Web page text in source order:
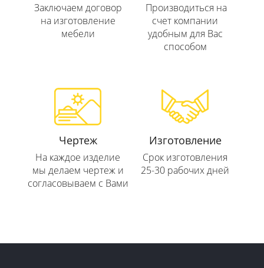
Заключаем договор
на изготовление
мебели
Производиться на
счет компании
удобным для Вас
способом
Чертеж
На каждое изделие
мы делаем чертеж и
согласовываем с Вами
Изготовление
Срок изготовления
25-30 рабочих дней